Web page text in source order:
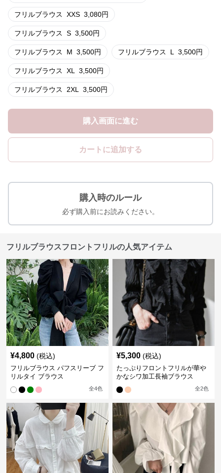
フリルブラウス XXS 3,080円
フリルブラウス S 3,500円
フリルブラウス M 3,500円 フリルブラウス L 3,500円
フリルブラウス XL 3,500円
フリルブラウス 2XL 3,500円
購入画面に進む
カートに追加する
購入時のルール
必ず購入前にお読みください。
フリルブラウスフロントフリルの人気アイテム
¥4,800 (税込)
フリルブラウス パフスリーブ フ
リルタイ ブラウス
全4色
¥5,300 (税込)
たっぷりフロントフリルが華や
かなシワ加工長袖ブラウス
全2色